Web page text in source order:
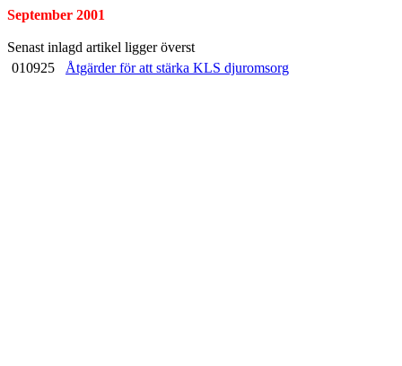
September 2001
Senast inlagd artikel ligger överst
010925
Åtgärder för att stärka KLS djuromsorg